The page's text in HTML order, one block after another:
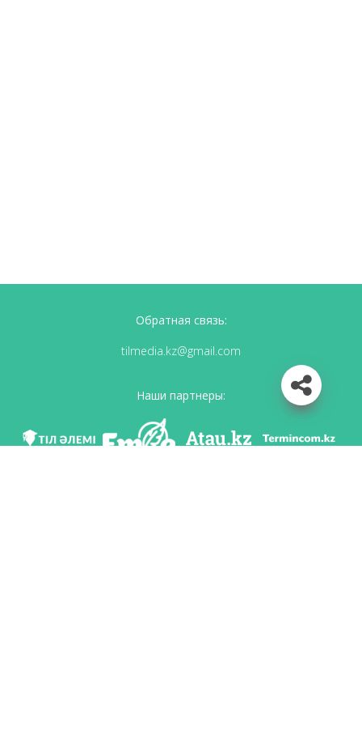
Обратная связь:
tilmedia.kz@gmail.com
Наши партнеры: